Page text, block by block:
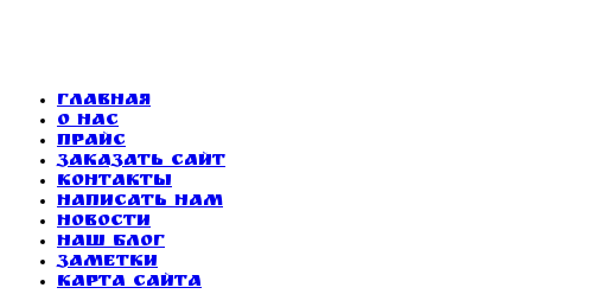
Главная
О нас
Прайс
Заказать сайт
Контакты
Написать нам
Новости
Наш блог
Заметки
Карта сайта